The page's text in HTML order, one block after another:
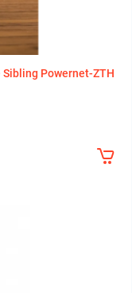
Powernet-ZTH